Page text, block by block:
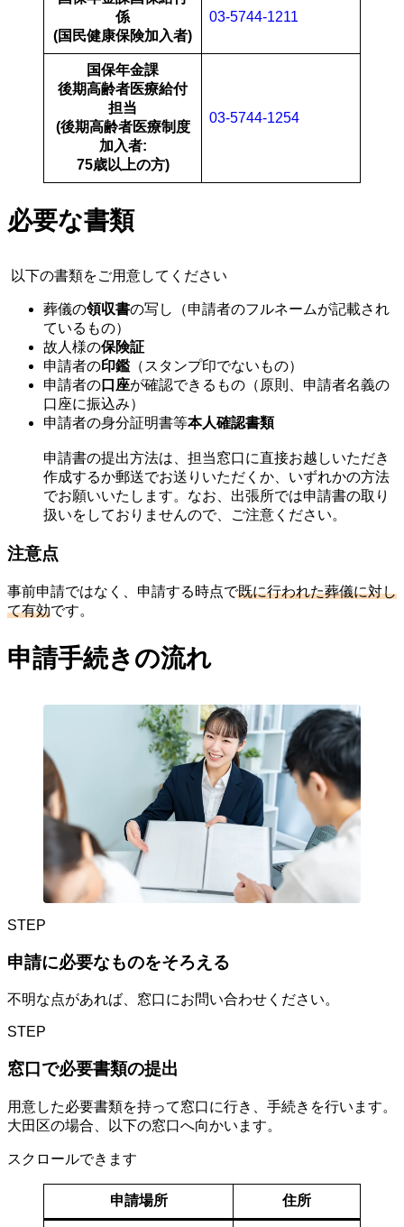
係
(国民健康保険加入者)
03-5744-1211
国保年金課
後期高齢者医療給付
担当
(後期高齢者医療制度
加入者:
75歳以上の方)
03-5744-1254
必要な書類
以下の書類をご用意してください
葬儀の領収書の写し（申請者のフルネームが記載され
ているもの）
故人様の保険証
申請者の印鑑 （スタンプ印でないもの）
申請者の口座が確認できるもの（原則、申請者名義の
口座に振込み）
申請者の身分証明書等本人確認書類
申請書の提出方法は、担当窓口に直接お越しいただき
作成するか郵送でお送りいただくか、いずれかの方法
でお願いいたします。なお、出張所では申請書の取り
扱いをしておりませんので、ご注意ください。
注意点
事前申請ではなく、申請する時点で既に行われた葬儀に対し
て有効です。
申請手続きの流れ
STEP
申請に必要なものをそろえる
不明な点があれば、窓口にお問い合わせください。
STEP
窓口で必要書類の提出
用意した必要書類を持って窓口に行き、手続きを行います。
大田区の場合、以下の窓口へ向かいます。
スクロールできます
申請場所 住所